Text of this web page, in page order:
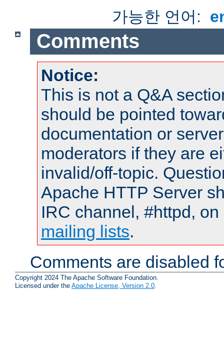
가능한 언어:
Comments
Notice:
This is not a Q&A
should be pointed
documentation or
moderators if they are
invalid/off-topic.
Apache HTTP Server
IRC channel, #httpd,
mailing lists.
Comments are disabled
Copyright 2024 The Apache Software Foundation.
Licensed under the Apache License, Version 2.0